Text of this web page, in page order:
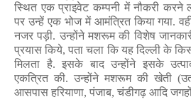
स्थित एक प्राइवेट कम्पनी में नौकरी करने
पर उन्हें एक भोज में आमंत्रित किया गया.
नजर पड़ी. उन्होंने मशरूम की विशेष
प्रयास किये,पता चला कि यह दिल्ली के
मिलता है. इसके बाद उन्होंने इसके
एकत्रित की. उन्होंने मशरूम की खेती
आसपास हरियाणा, पंजाब, चंडीगढ़ आदि